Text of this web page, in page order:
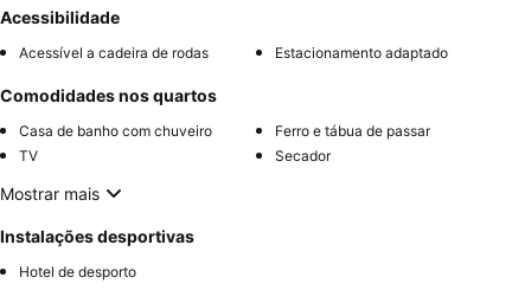
Acessibilidade
Acessível a cadeira de rodas Estacionamento adaptado
Comodidades nos quartos
Casa de banho com chuveiro
Ferro e tábua de passar
TV
Secador
Mostrar mais
Instalações desportivas
Hotel de desporto